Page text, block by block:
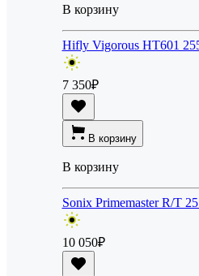
В корзину
Hifly Vigorous HT601
7 350₽
В корзину
В корзину
Sonix Primemaster R/T
10 050₽